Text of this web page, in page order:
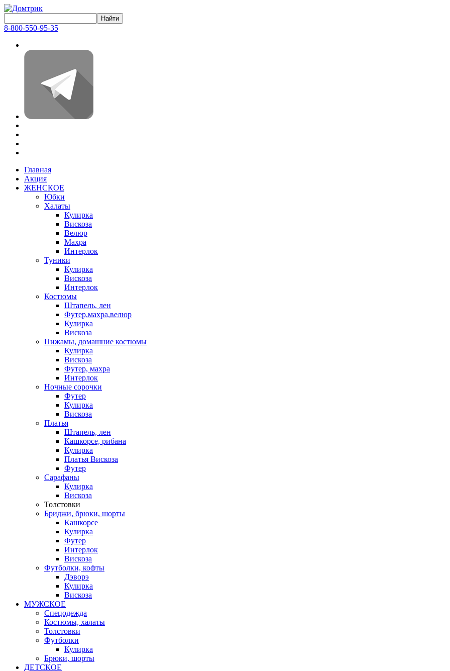
8-800-550-95-35
Главная
Акция
ЖЕНСКОЕ
Юбки
Халаты
Кулирка
Вискоза
Велюр
Махра
Интерлок
Туники
Кулирка
Вискоза
Интерлок
Костюмы
Штапель, лен
Футер,махра,велюр
Кулирка
Вискоза
Пижамы, домашние костюмы
Кулирка
Вискоза
Футер, махра
Интерлок
Ночные сорочки
Футер
Кулирка
Вискоза
Платья
Штапель, лен
Кашкорсе, рибана
Кулирка
Платья Вискоза
Футер
Сарафаны
Кулирка
Вискоза
Толстовки
Бриджи, брюки, шорты
Кашкорсе
Кулирка
Футер
Интерлок
Вискоза
Футболки, кофты
Дэворэ
Кулирка
Вискоза
МУЖСКОЕ
Спецодежда
Костюмы, халаты
Толстовки
Футболки
Кулирка
Брюки, шорты
ДЕТСКОЕ